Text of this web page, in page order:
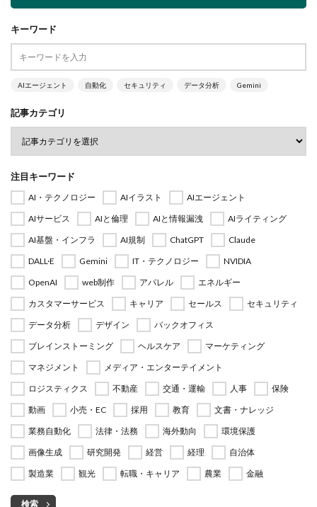
キーワード
AIエージェント 自動化 セキュリティ データ分析 Gemini
記事カテゴリ
注目キーワード
AI・テクノロジー AIイラスト
AIエージェント
AIサービス
AIと倫理 AIと情報漏洩
AIライティング
AI基盤・インフラ
AI規制 ChatGPT
Claude
DALL·E
Gemini IT・テクノロジー
NVIDIA
OpenAI
web制作 アパレル
エネルギー
カスタマーサービス
キャリア セールス
セキュリティ
データ分析
デザイン
バックオフィス
ブレインストーミング
ヘルスケア
マーケティング
マネジメント
メディア・エンターテイメント
ロジスティクス
不動産 交通・運輸 人事
保険
動画
小売・EC 採用 教育
文書・ナレッジ
業務自動化
法律・法務 海外動向
環境保護
画像生成
研究開発 経営 経理
自治体
製造業
観光 転職・キャリア 農業 金融
検索